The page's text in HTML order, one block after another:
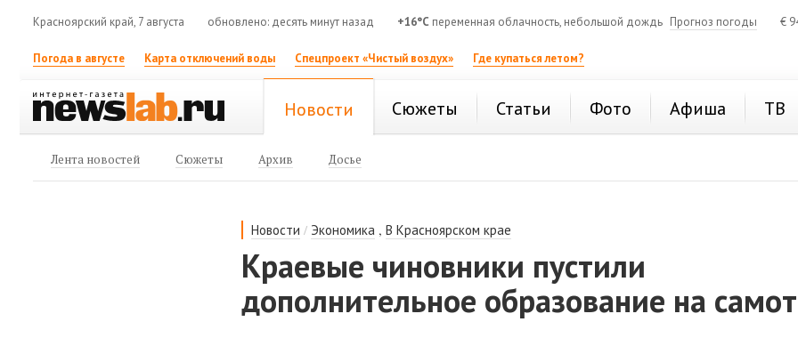
Красноярский край, 7 августа обновлено: десять минут назад +16°C переменная облачность, небольшой дождь Прогноз погоды €
Погода в августе Карта отключений воды Спецпроект «Чистый воздух» Где купаться летом?
Новости Сюжеты Статьи Фото Афиша ТВ
Лента новостей Сюжеты Архив Досье
Новости / Экономика ,В Красноярском крае
Краевые чиновники пустили
дополнительное образование на